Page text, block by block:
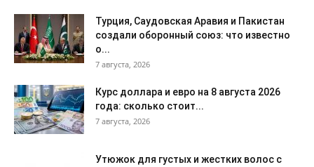
Турция, Саудовская Аравия и Пакистан
создали оборонный союз: что известно
о...
7 августа, 2026
Курс доллара и евро на 8 августа 2026
года: сколько стоит...
7 августа, 2026
Утюжок для густых и жестких волос с